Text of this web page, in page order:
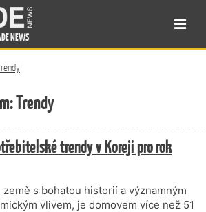
NEWS
Trendy
trendy v Koreji pro rok
země s bohatou historií a významným
vlivem, je domovem více než 51